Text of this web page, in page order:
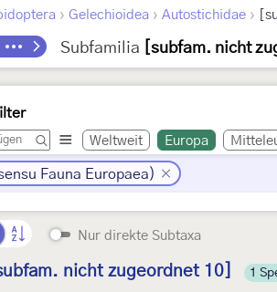
› Gelechioidea › Autostichidae ›
Subfamilia [subfam. nicht
Weltweit Europa
Fauna Europaea)
Nur direkte Subtaxa
nicht zugeordnet 10] 1